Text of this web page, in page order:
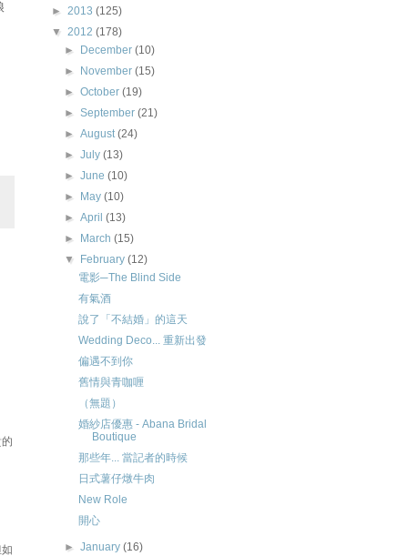
► 2013 (125)
▼ 2012 (178)
►
December(10)
►
November(15)
►October(19)
►September(21)
►August(24)
►July(13)
►June(10)
►
May(10)
►April(13)
►
March(15)
▼
February(12)
電影─The Blind Side
有氣酒
說了「不結婚」的這天
Wedding Deco... 重新出發
偏遇不到你
舊情與青咖喱
（無題）
婚紗店優惠 - Abana Bridal
Boutique
那些年... 當記者的時候
日式薯仔燉牛肉
New Role
開心
►January(16)